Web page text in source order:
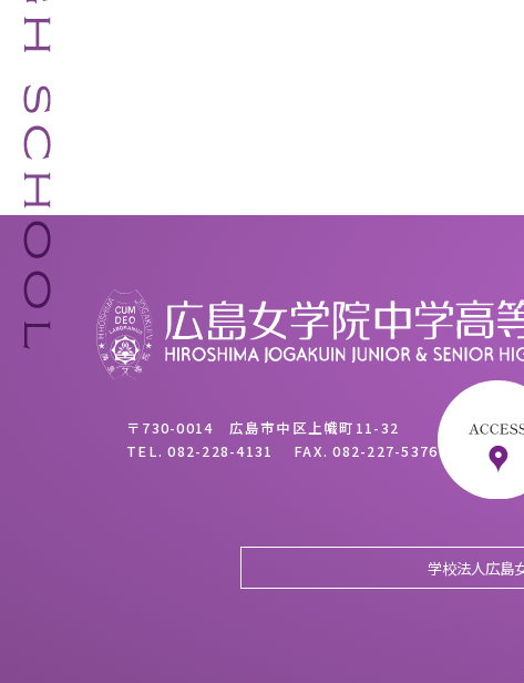
〒730-0014 広島市中区上幟町11-32
TEL.082-228-4131 FAX.082-227-5376
学校法人広島